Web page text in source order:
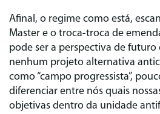
Afinal, o regime como está,
Master e o troca-troca de
pode ser a perspectiva de
nenhum projeto alternativa
como “campo progressista”,
diferenciar entre nós quais
objetivas dentro da unidade